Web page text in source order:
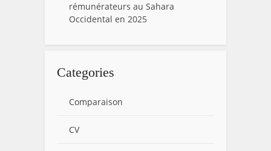
rémunérateurs au Sahara
Occidental en 2025
Categories
Comparaison
CV